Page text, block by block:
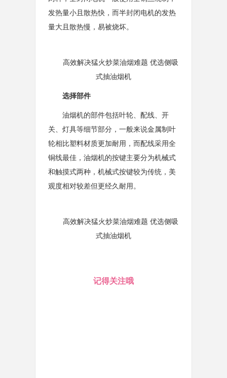
发热量小且散热快，而半封闭电机的发热
量大且散热慢，易被烧坏。
高效解决猛火炒菜油烟难题 优选侧吸
式抽油烟机
选择部件
油烟机的部件包括叶轮、配线、开
关、灯具等细节部分，一般来说金属制叶
轮相比塑料材质更加耐用，而配线采用全
铜线最佳，油烟机的按键主要分为机械式
和触摸式两种，机械式按键较为传统，美
观度相对较差但更经久耐用。
高效解决猛火炒菜油烟难题 优选侧吸
式抽油烟机
记得关注哦